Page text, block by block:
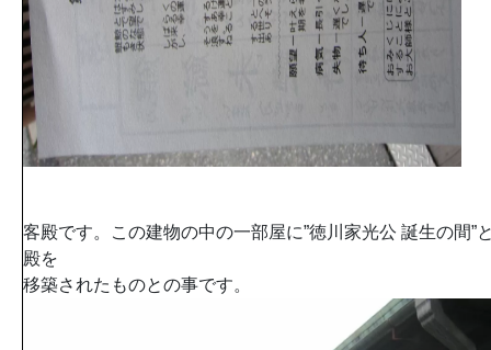
客殿です。この建物の中の一部屋に”徳川家光公 誕生の間”
殿を
移築されたものとの事です。